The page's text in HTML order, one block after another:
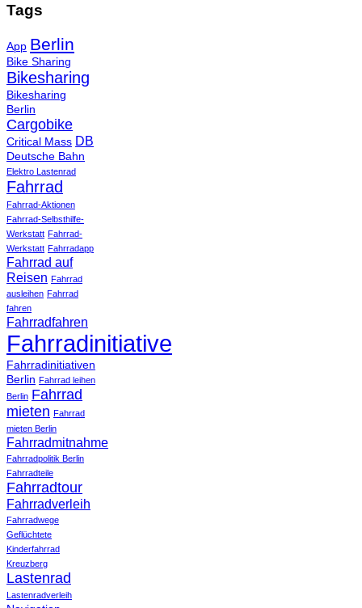
Tags
App Berlin
Bike Sharing
Bikesharing
Bikesharing
Berlin
Cargobike
Critical Mass DB
Deutsche Bahn
Elektro Lastenrad
Fahrrad
Fahrrad-Aktionen
Fahrrad-Selbsthilfe-
Werkstatt Fahrrad-
Werkstatt Fahrradapp
Fahrrad auf
Reisen Fahrrad
ausleihen Fahrrad
fahren
Fahrradfahren
Fahrradinitiative
Fahrradinitiativen
Berlin Fahrrad leihen
Berlin Fahrrad
mieten Fahrrad
mieten Berlin
Fahrradmitnahme
Fahrradpolitik Berlin
Fahrradteile
Fahrradtour
Fahrradverleih
Fahrradwege
Geflüchtete
Kinderfahrrad
Kreuzberg
Lastenrad
Lastenradverleih